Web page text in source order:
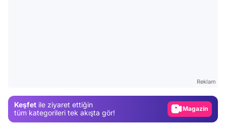
Reklam
Keşfet ile ziyaret ettiğin
tüm kategorileri tek akışta gör!
Magazin